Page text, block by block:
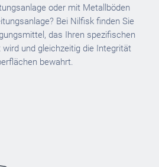
oder mit Metallböden
Bei Nilfisk finden Sie
das Ihren spezifischen
und gleichzeitig die Integrität
bewahrt.